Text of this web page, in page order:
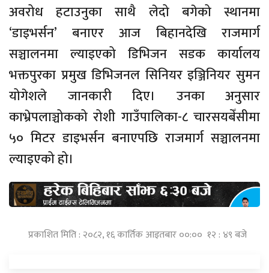
अवरोध हटाउनुका साथै लेदो बगेको स्थानमा
‘डाइभर्सन’ बनाएर आज बिहानदेखि राजमार्ग
सञ्चालनमा ल्याइएको डिभिजन सडक कार्यालय
भक्तपुरका प्रमुख डिभिजनल सिनियर इञ्जिनियर सुमन
योगेशले जानकारी दिए। उनका अनुसार
काभ्रेपलाञ्चोकको रोशी गाउँपालिका-८ चारसयबेँसीमा
५० मिटर डाइभर्सन बनाएपछि राजमार्ग सञ्चालनमा
ल्याइएको हो।
प्रकाशित मिति : २०८२, १६ कार्तिक आइतबार ००:०० १२ : ४९ बजे